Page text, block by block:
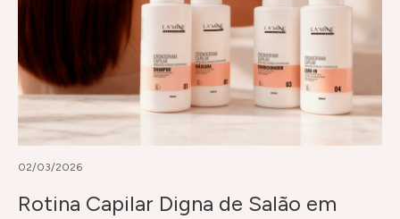
02/03/2026
Rotina Capilar Digna de Salão em